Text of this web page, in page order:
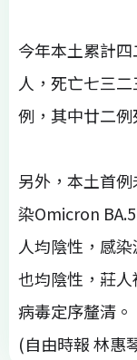
今年本土累計
人，死亡七三
例，其中廿二例
另外，本土首
染Omicron
人均陰性，感
也均陰性，莊
病毒定序釐清。
(自由時報 林惠